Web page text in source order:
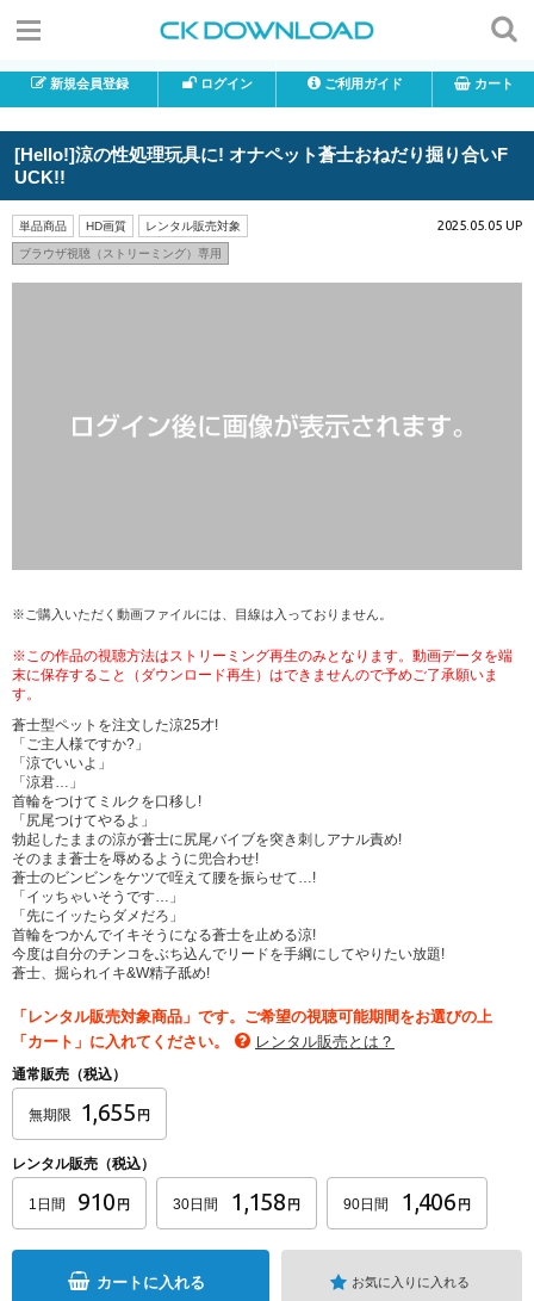
新規会員登録 ログイン ご利用ガイド カート
[Hello!]涼の性処理玩具に! オナペット蒼士おねだり掘り合いF
UCK!!
単品商品 HD画質 レンタル販売対象
ブラウザ視聴（ストリーミング）専用
2025.05.05 UP
※ご購入いただく動画ファイルには、目線は入っておりません。
※この作品の視聴方法はストリーミング再生のみとなります。動画データを端
末に保存すること（ダウンロード再生）はできませんので予めご了承願いま
す。
蒼士型ペットを注文した涼25才!
「ご主人様ですか?」
「涼でいいよ」
「涼君…」
首輪をつけてミルクを口移し!
「尻尾つけてやるよ」
勃起したままの涼が蒼士に尻尾バイブを突き刺しアナル責め!
そのまま蒼士を辱めるように兜合わせ!
蒼士のビンビンをケツで咥えて腰を振らせて…!
「イッちゃいそうです…」
「先にイッたらダメだろ」
首輪をつかんでイキそうになる蒼士を止める涼!
今度は自分のチンコをぶち込んでリードを手綱にしてやりたい放題!
蒼士、掘られイキ&W精子舐め!
「レンタル販売対象商品」です。ご希望の視聴可能期間をお選びの上
「カート」に入れてください。
レンタル販売とは？
通常販売（税込）
無期限 1,655 円
レンタル販売（税込）
1日間 910 円 30日間 1,158 円 90日間 1,406 円
カートに入れる お気に入りに入れる